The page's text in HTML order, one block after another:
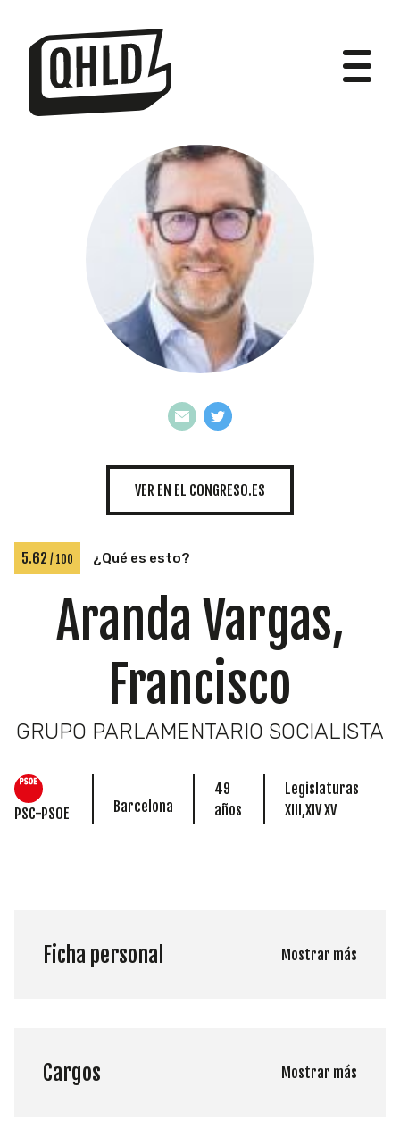
DIPUTADOS
GRUPOS
INICIATIVAS
TEMÁTICAS
VER EN EL CONGRESO.ES
5.62 / 100 ¿Qué es esto?
Aranda Vargas,
Francisco
GRUPO PARLAMENTARIO SOCIALISTA
PSC-PSOE Barcelona
49
años
Legislaturas
XIII,XIV XV
Ficha personal Mostrar más
Cargos Mostrar más